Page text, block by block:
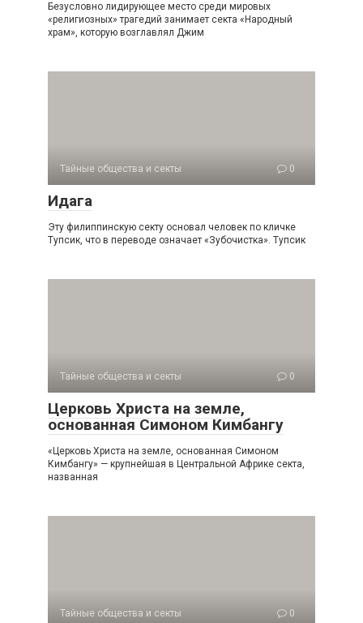
Безусловно лидирующее место среди мировых
«религиозных» трагедий занимает секта «Народный
храм», которую возглавлял Джим
Тайные общества и секты 0
Идага
Эту филиппинскую секту основал человек по кличке
Тупсик, что в переводе означает «Зубочистка». Тупсик
Тайные общества и секты 0
Церковь Христа на земле,
основанная Симоном Кимбангу
«Церковь Христа на земле, основанная Симоном
Кимбангу» — крупнейшая в Центральной Африке секта,
названная
Тайные общества и секты 0